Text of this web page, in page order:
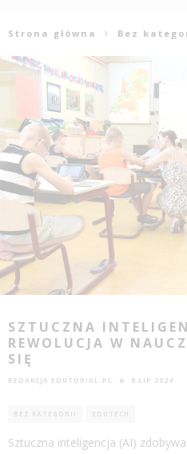
Strona główna Bez
SZTUCZNA
REWOLUCJA W
SIĘ
REDAKCJA EDUTORIAL.PL 8 LIP 2024
BEZ KATEGORII EDUTECH
Sztuczna inteligencja (AI)